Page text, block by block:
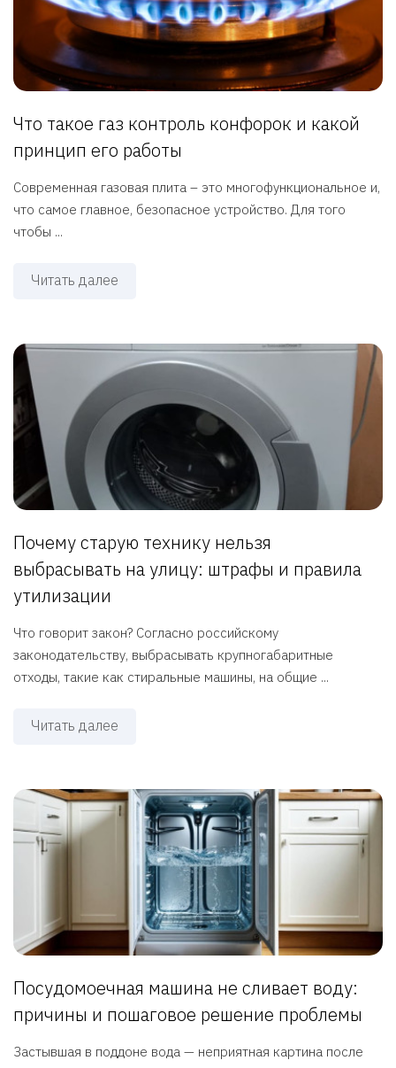
Что такое газ контроль конфорок и какой
принцип его работы
Современная газовая плита – это многофункциональное и,
что самое главное, безопасное устройство. Для того
чтобы ...
Читать далее
Почему старую технику нельзя
выбрасывать на улицу: штрафы и правила
утилизации
Что говорит закон? Согласно российскому
законодательству, выбрасывать крупногабаритные
отходы, такие как стиральные машины, на общие ...
Читать далее
Посудомоечная машина не сливает воду:
причины и пошаговое решение проблемы
Застывшая в поддоне вода — неприятная картина после